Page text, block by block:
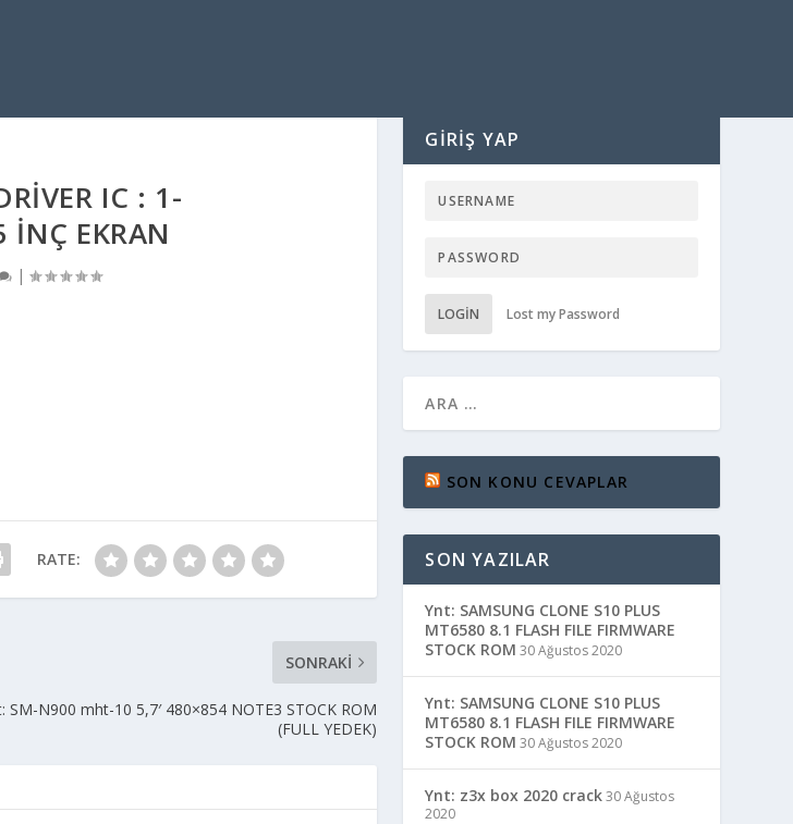
IC : 1-
INÇ EKRAN
|
RATE:
SONRAKI
SM-N900 mht-10 5,7′ 480×854 NOTE3 STOCK ROM
(FULL YEDEK)
GIRIŞ YAP
LOGIN Lost my Password
SON KONU CEVAPLAR
SON YAZILAR
Ynt: SAMSUNG CLONE S10 PLUS
MT6580 8.1 FLASH FILE FIRMWARE
STOCK ROM 30 Ağustos 2020
Ynt: SAMSUNG CLONE S10 PLUS
MT6580 8.1 FLASH FILE FIRMWARE
STOCK ROM 30 Ağustos 2020
Ynt: z3x box 2020 crack30 Ağustos
2020